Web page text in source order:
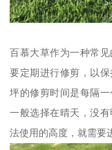
百慕大草作为一种常
要定期进行修剪，以
坪的修剪时间是每隔
一般选择在晴天，没
法使用的高度，就需要